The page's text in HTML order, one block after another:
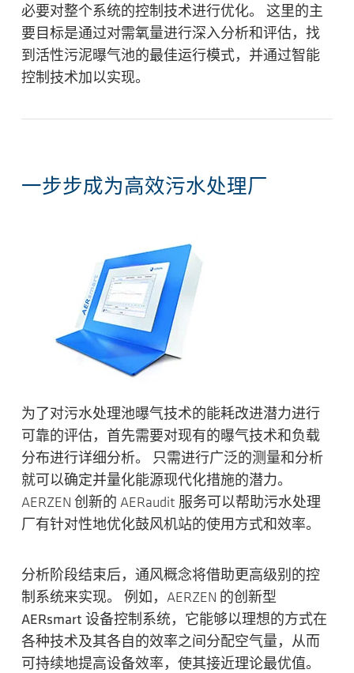
必要对整个系统的控制技术进行优化。 这里的主
要目标是通过对需氧量进行深入分析和评估，找
到活性污泥曝气池的最佳运行模式，并通过智能
控制技术加以实现。
一步步成为高效污水处理厂
为了对污水处理池曝气技术的能耗改进潜力进行
可靠的评估，首先需要对现有的曝气技术和负载
分布进行详细分析。 只需进行广泛的测量和分析
就可以确定并量化能源现代化措施的潜力。
AERZEN 创新的 AERaudit 服务可以帮助污水处理
厂有针对性地优化鼓风机站的使用方式和效率。
分析阶段结束后，通风概念将借助更高级别的控
制系统来实现。 例如，AERZEN 的创新型
AERsmart 设备控制系统，它能够以理想的方式在
各种技术及其各自的效率之间分配空气量，从而
可持续地提高设备效率，使其接近理论最优值。